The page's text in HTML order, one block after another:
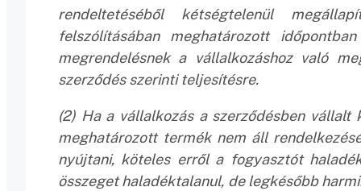
rendeltetéséből kétségtelenül
felszólításában meghatározott
megrendelésnek a vállalkozáshoz való
szerződés szerinti teljesítésre.
(2) Ha a vállalkozás a szerződésben
meghatározott termék nem áll
nyújtani, köteles erről a fogyasztót
összeget haladéktalanul, de legkésőbb